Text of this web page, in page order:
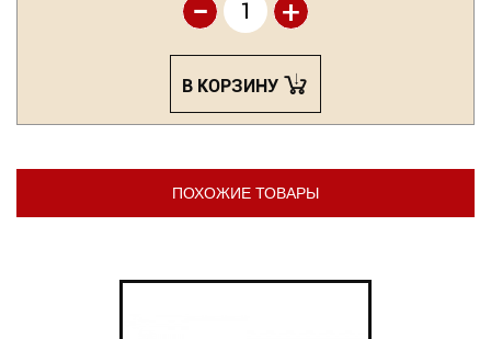
+
В КОРЗИНУ
ПОХОЖИЕ ТОВАРЫ